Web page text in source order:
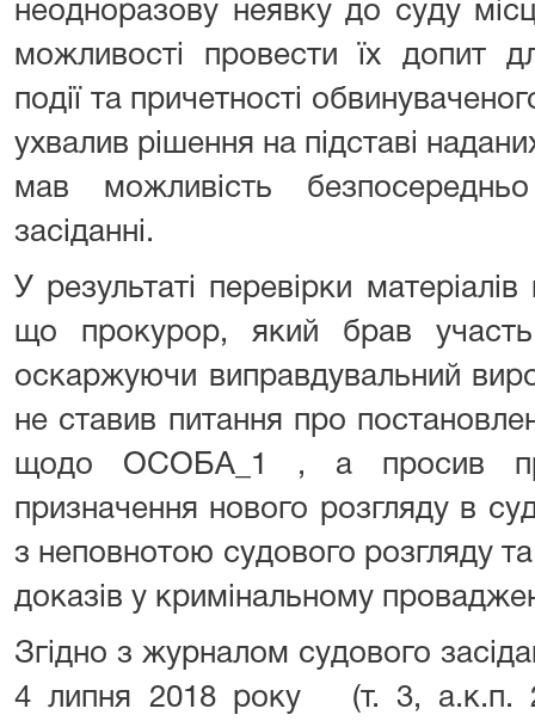
неодноразову неявку до суду
можливості провести їх допит
події та причетності
ухвалив рішення на підставі
мав можливість
засіданні.
У результаті перевірки
що прокурор, який брав участь
оскаржуючи виправдувальний
не ставив питання про
щодо ОСОБА_1 , а просив
призначення нового розгляду в
з неповнотою судового розгляду
доказів у кримінальному
Згідно з журналом судового
4 липня 2018 року (т. 3, а.к.п.